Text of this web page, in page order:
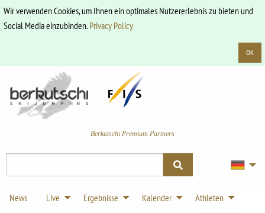
Wir verwenden Cookies, um Ihnen ein optimales Nutzererlebnis zu bieten und
Social Media einzubinden.Privacy Policy
OK
Berkutschi Premium Partners
News Live Ergebnisse Kalender
Athleten